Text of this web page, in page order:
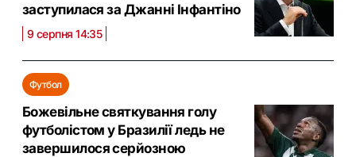
заступилася за Джанні Інфантіно
9 серпня 14:35
Футбол
Божевільне святкування голу
футболістом у Бразилії ледь не
завершилося серйозною